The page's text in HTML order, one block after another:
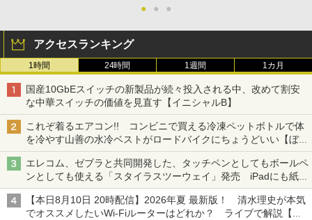
● ● ●
アクセスランキング
1時間 24時間 1週間 1カ月
国産10GbEスイッチの新製品が続々投入される中、改めて割安
な中華スイッチの価値を見直す【イニシャルB】
これぞ着るエアコン!! コンビニで買える冷凍ペットボトルで体
を冷やす山善の水冷ベストがロードバイクにちょうどいい【ぼっ
ち・ざ・ろーど！その14】【空いた時間でなにしてる？】
エレコム、ゼブラと共同開発した、タッチペンとしてもボールペ
ンとしても使える「スタイラスツーウェイ」発売 iPadにも紙に
も、持ち替えずに書き込める
【本日8月10日 20時配信】2026年夏 最新版！ 清水理史が本気
でオススメしたいWi-Fiルーターはどれか？ ライブで解説【清